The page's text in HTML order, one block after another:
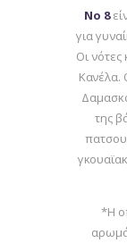
Νο 8
για
Οι νότες
Κανέλα.
της
*Η